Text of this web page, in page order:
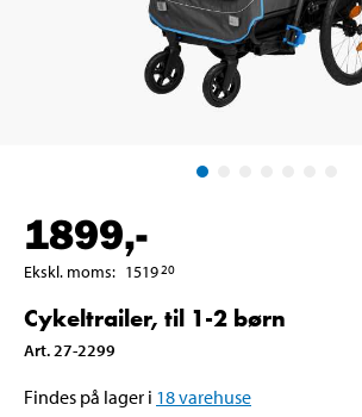
1899,-
Ekskl. moms: 151920
Cykeltrailer, til 1-2 børn
Art. 27-2299
Findes på lager i 18varehuse